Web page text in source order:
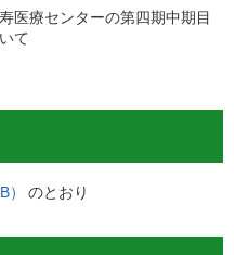
医療センターの第四期中期目
て
のとおり